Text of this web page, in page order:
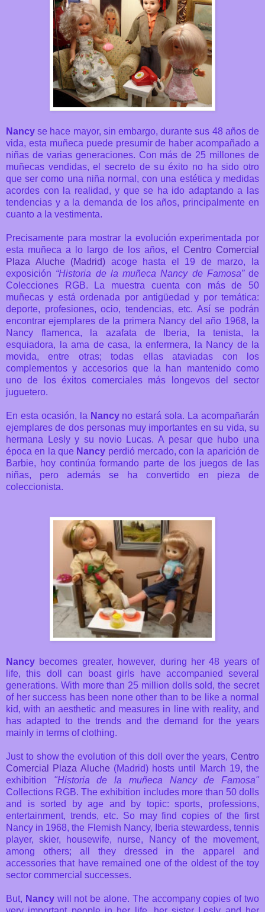
Nancy se hace mayor, sin embargo, durante sus 48 años de
vida, esta muñeca puede presumir de haber acompañado a
niñas de varias generaciones. Con más de 25 millones de
muñecas vendidas, el secreto de su éxito no ha sido otro
que ser como una niña normal, con una estética y medidas
acordes con la realidad, y que se ha ido adaptando a las
tendencias y a la demanda de los años, principalmente en
cuanto a la vestimenta.
Precisamente para mostrar l a evolución experimentada por
esta muñeca a lo largo de los años, e
Centro Comercial
Plaza Aluche (Madrid) acoge hasta el 19 de marzo, la
exposición “Historia de la muñeca Nancy de Famosa” de
Colecciones RGB.
La muestra cuenta con más de 50
muñecas y está ordenada por antigüedad y por temática:
deporte, profesiones, ocio, tendencias, etc. Así se podrán
encontrar ejemplares de la primera Nancy del año 1968, la
Nancy flamenca, la azafata de Iberia, la tenista, la
esquiadora, la ama de casa, la enfermera, la Nancy de la
movida, entre otras; todas ellas ataviadas con los
complementos y accesorios que la han mantenido como
uno de los éxitos comerciales más longevos del sector
juguetero.
En esta ocasión, la Nancyno estará sola. La acompañarán
ejemplares de dos personas muy importantes en su vida, su
hermana Lesly y su novio Lucas. A pesar que hubo una
época en la que Nancy perdió mercado, con la aparición de
Barbie, hoy continúa formando parte de los juegos de las
niñas, pero además se ha convertido en pieza de
coleccionista.
Nancy becomes greater, however, during her 48 years of
life, this doll can boast girls have accompanied several
generations. With more than 25 million dolls sold, the secret
of her success has been none other than to be like a normal
kid, with an aesthetic and measures in line with reality, and
has adapted to the trends and the demand for the years
mainly in terms of clothing.
Just to show the evolution of this doll over the years, Centro
Comercial Plaza Aluche (Madrid) hosts until March 19, the
exhibition "Historia de la muñeca Nancy de Famosa"
Collections RGB. The exhibition includes more than 50 dolls
and is sorted by age and by topic: sports, professions,
entertainment, trends, etc. So may find copies of the first
Nancy in 1968, the Flemish Nancy, Iberia stewardess, tennis
player, skier, housewife, nurse, Nancy of the movement,
among others; all they dressed in the apparel and
accessories that have remained one of the oldest of the toy
sector commercial successes.
But, Nancy will not be alone. The accompany copies of two